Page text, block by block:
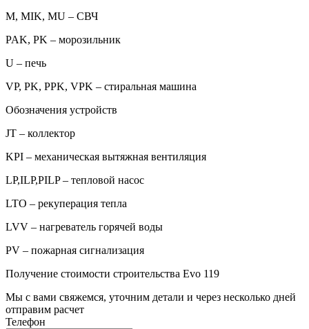
M, MIK, MU – СВЧ
PAK, PK – морозильник
U – печь
VP, PK, PPK, VPK – стиральная машина
Обозначения устройств
JT – коллектор
KPI – механическая вытяжная вентиляция
LP,ILP,PILP – тепловой насос
LTO – рекуперация тепла
LVV – нагреватель горячей воды
PV – пожарная сигнализация
Получение стоимости строительства Evo 119
Мы с вами свяжемся, уточним детали и через несколько дней
отправим расчет
Телефон